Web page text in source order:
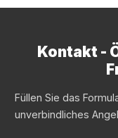
Kontakt -
Füllen Sie das
unverbindliches